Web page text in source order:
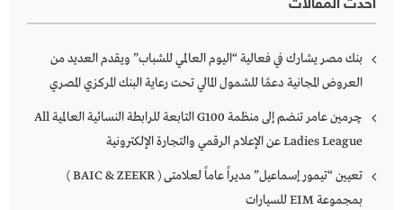
أحدث المقالات
بنك مصر يشارك في فعالية “اليوم العالمي للشباب” ويقدم العديد من
العروض المجانية دعمًا للشمول المالي تحت رعاية البنك المركزي المصري
چرمين عامر تنضم إلى منظمة G100 التابعة للرابطة النسائية العالمية All
Ladies League عن الإعلام الرقمي والتجارة الإلكترونية
تعيين “تيمور إسماعيل” مديراً عاماً لعلامتى ( BAIC & ZEEKR )
بمجموعة EIM للسيارات